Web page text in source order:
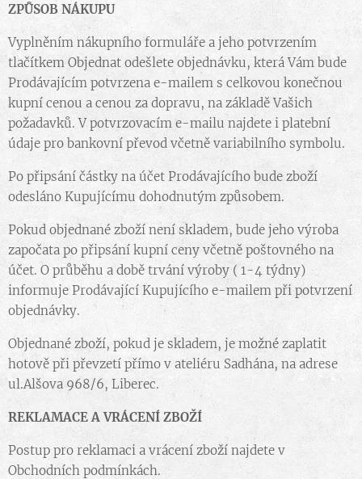
ZPŮSOB NÁKUPU
Vyplněním nákupního formuláře a jeho potvrzením
tlačítkem Objednat odešlete objednávku, která Vám bude
Prodávajícím potvrzena e-mailem s celkovou konečnou
kupní cenou a cenou za dopravu, na základě Vašich
požadavků. V potvrzovacím e-mailu najdete i platební
údaje pro bankovní převod včetně variabilního symbolu.
Po připsání částky na účet Prodávajícího bude zboží
odesláno Kupujícímu dohodnutým způsobem.
Pokud objednané zboží není skladem, bude jeho výroba
započata po připsání kupní ceny včetně poštovného na
účet. O průběhu a době trvání výroby ( 1-4 týdny)
informuje Prodávající Kupujícího e-mailem při potvrzení
objednávky.
Objednané zboží, pokud je skladem, je možné zaplatit
hotově při převzetí přímo v ateliéru Sadhána, na adrese
ul.Alšova 968/6, Liberec.
REKLAMACE A VRÁCENÍ ZBOŽÍ
Postup pro reklamaci a vrácení zboží najdete v
Obchodních podmínkách.